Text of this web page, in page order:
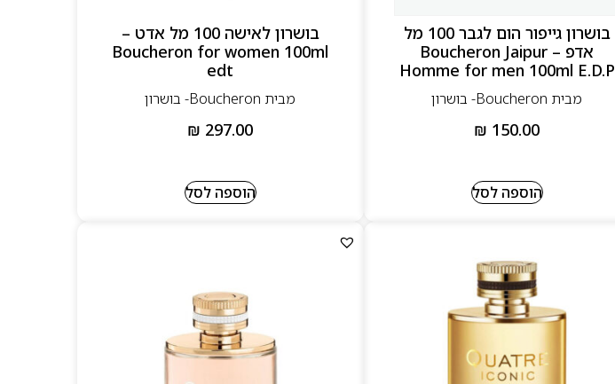
בושרון גייפור הום לגבר 100 מל
אדפ – Boucheron Jaipur
Homme for men 100ml E.D.P
מבית Boucheron- בושרון
₪ 150.00
הוספה לסל
בושרון לאישה 100 מל אדט –
Boucheron for women 100ml
edt
מבית Boucheron- בושרון
₪ 297.00
הוספה לסל